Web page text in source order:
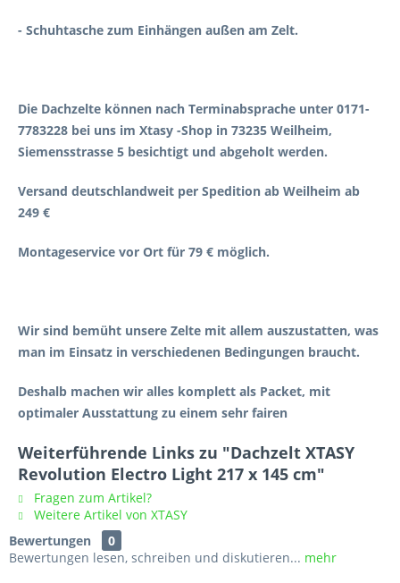
- Schuhtasche zum Einhängen außen am Zelt.
Die Dachzelte können nach Terminabsprache unter 0171-
7783228 bei uns im Xtasy -Shop in 73235 Weilheim,
Siemensstrasse 5 besichtigt und abgeholt werden.
Versand deutschlandweit per Spedition ab Weilheim ab
249 €
Montageservice vor Ort für 79 € möglich.
Wir sind bemüht unsere Zelte mit allem auszustatten, was
man im Einsatz in verschiedenen Bedingungen braucht.
Deshalb machen wir alles komplett als Packet, mit
optimaler Ausstattung zu einem sehr fairen
Weiterführende Links zu "Dachzelt XTASY
Revolution Electro Light 217 x 145 cm"
Fragen zum Artikel?
Weitere Artikel von XTASY
Bewertungen
0
Bewertungen lesen, schreiben und diskutieren... mehr